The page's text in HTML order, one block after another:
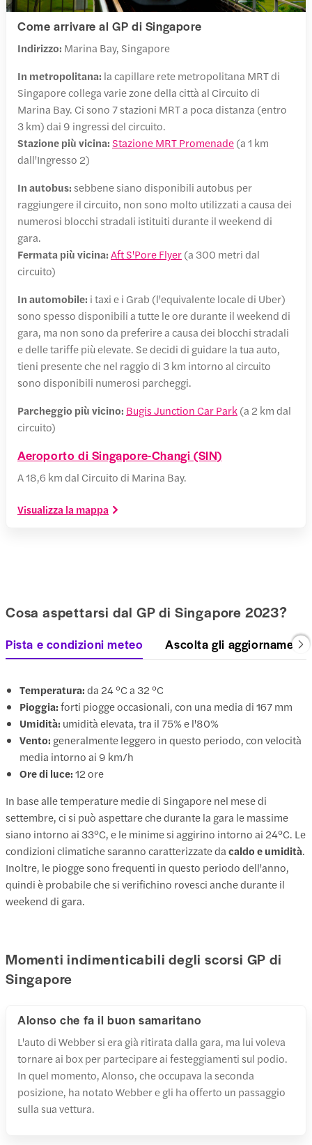
Come arrivare al GP di Singapore
Indirizzo: Marina Bay, Singapore
In metropolitana: la capillare rete metropolitana MRT di
Singapore collega varie zone della città al Circuito di
Marina Bay. Ci sono 7 stazioni MRT a poca distanza (entro
3 km) dai 9 ingressi del circuito.
Stazione più vicina:Stazione MRT Promenade(a 1 km
dall'Ingresso 2)
In autobus:sebbene siano disponibili autobus per
raggiungere il circuito, non sono molto utilizzati a causa dei
numerosi blocchi stradali istituiti durante il weekend di
gara.
Fermata più vicina:Aft S'Pore Flyer(a 300 metri dal
circuito)
In automobile: i taxi e i Grab (l'equivalente locale di Uber)
sono spesso disponibili a tutte le ore durante il weekend di
gara, ma non sono da preferire a causa dei blocchi stradali
e delle tariffe più elevate. Se decidi di guidare la tua auto,
tieni presente che nel raggio di 3 km intorno al circuito
sono disponibili numerosi parcheggi.
Parcheggio più vicino: Bugis Junction Car Park(a 2 km dal
circuito)
Aeroporto di Singapore-Changi (SIN)
A 18,6 km dal Circuito di Marina Bay.
Visualizza la mappa
Cosa aspettarsi dal GP di Singapore 2023?
Pista e condizioni meteo Ascolta gli aggiornamenti
Temperatura:da 24 °C a 32 °C
Pioggia:forti piogge occasionali, con una media di 167 mm
Umidità: umidità elevata, tra il 75% e l'80%
Vento: generalmente leggero in questo periodo, con velocità
media intorno ai 9 km/h
Ore di luce:12 ore
In base alle temperature medie di Singapore nel mese di
settembre, ci si può aspettare che durante la gara le massime
siano intorno ai 33°C, e le minime si aggirino intorno ai 24°C. Le
condizioni climatiche saranno caratterizzate dacaldo e umidità.
Inoltre, le piogge sono frequenti in questo periodo dell'anno,
quindi è probabile che si verifichino rovesci anche durante il
weekend di gara.
Momenti indimenticabili degli scorsi GP di
Singapore
Alonso che fa il buon samaritano
L'auto di Webber si era già ritirata dalla gara, ma lui voleva
tornare ai box per partecipare ai festeggiamenti sul podio.
In quel momento, Alonso, che occupava la seconda
posizione, ha notato Webber e gli ha offerto un passaggio
sulla sua vettura.